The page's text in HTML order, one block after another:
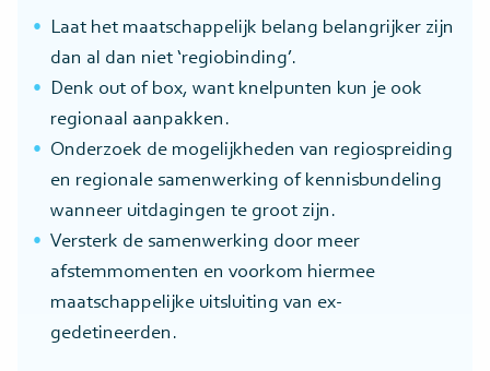
Laat het maatschappelijk belang belangrijker zijn
dan al dan niet ‘regiobinding’.
Denk out of box, want knelpunten kun je ook
regionaal aanpakken.
Onderzoek de mogelijkheden van regiospreiding
en regionale samenwerking of kennisbundeling
wanneer uitdagingen te groot zijn.
Versterk de samenwerking door meer
afstemmomenten en voorkom hiermee
maatschappelijke uitsluiting van ex-
gedetineerden.